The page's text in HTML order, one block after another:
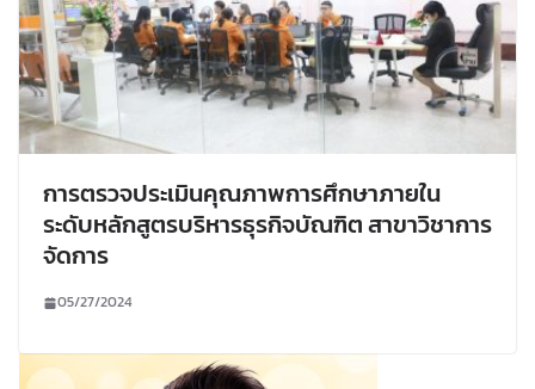
การตรวจประเมินคุณภาพการศึกษาภายใน
ระดับหลักสูตรบริหารธุรกิจบัณฑิต สาขาวิชาการ
จัดการ
05/27/2024